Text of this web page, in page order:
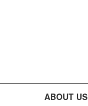
ABOUT US